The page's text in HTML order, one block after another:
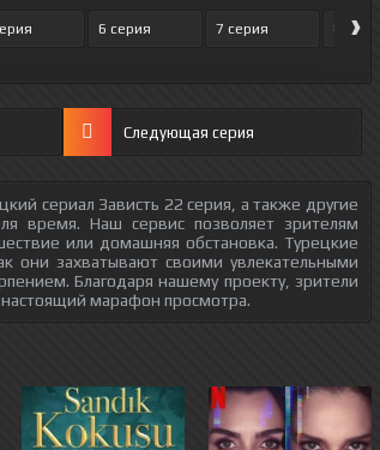
6 серия 7 серия 8 серия
›
Следующая серия
сериал Зависть 22 серия, а также другие
время. Наш сервис позволяет зрителям
или домашняя обстановка. Турецкие
они захватывают своими увлекательными
Благодаря нашему проекту, зрители
марафон просмотра.